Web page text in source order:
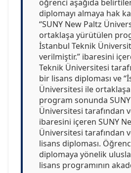
öğrenci aşağıda
diplomayı almaya hak
“SUNY New Paltz
ortaklaşa yürütülen
İstanbul Teknik
verilmiştir.” ibaresini
Teknik Üniversitesi
bir lisans diploması ve
Üniversitesi ile
program sonunda
Üniversitesi tarafından
ibaresini içeren SUNY
Üniversitesi tarafından
lisans diploması.
diplomaya yönelik
lisans programının